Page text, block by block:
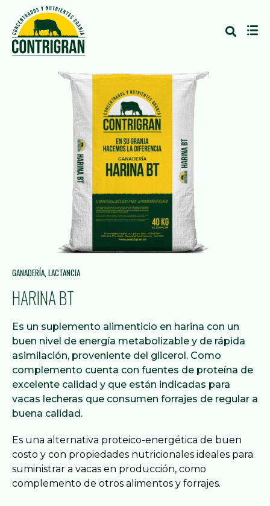
GANADERÍA LACTANCIA
HARINA BT
Es un suplemento alimenticio en harina con un
buen nivel de energía metabolizable y de rápida
asimilación, proveniente del glicerol. Como
complemento cuenta con fuentes de proteína de
excelente calidad y que están indicadas para
vacas lecheras que consumen forrajes de regular a
buena calidad.
Es una alternativa proteico-energética de buen
costo y con propiedades nutricionales ideales para
suministrar a vacas en producción, como
complemento de otros alimentos y forrajes.